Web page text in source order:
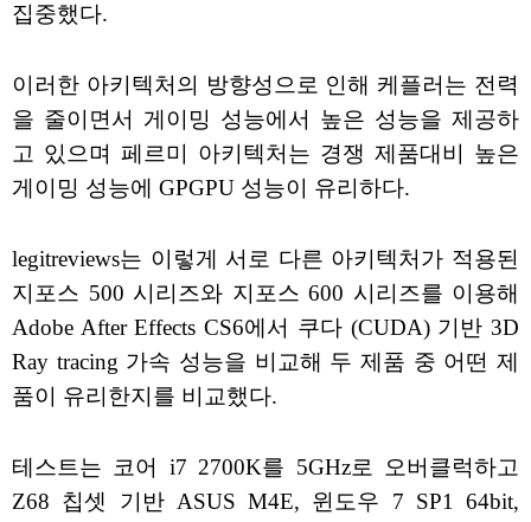
집중했다.
이러한 아키텍처의 방향성으로 인해 케플러는 전력
을 줄이면서 게이밍 성능에서 높은 성능을 제공하
고 있으며 페르미 아키텍처는 경쟁 제품대비 높은
게이밍 성능에 GPGPU 성능이 유리하다.
legitreviews는 이렇게 서로 다른 아키텍처가 적용된
지포스 500 시리즈와 지포스 600 시리즈를 이용해
Adobe After Effects CS6에서 쿠다 (CUDA) 기반 3D
Ray tracing 가속 성능을 비교해 두 제품 중 어떤 제
품이 유리한지를 비교했다.
테스트는 코어 i7 2700K를 5GHz로 오버클럭하고
Z68 칩셋 기반 ASUS M4E, 윈도우 7 SP1 64bit,